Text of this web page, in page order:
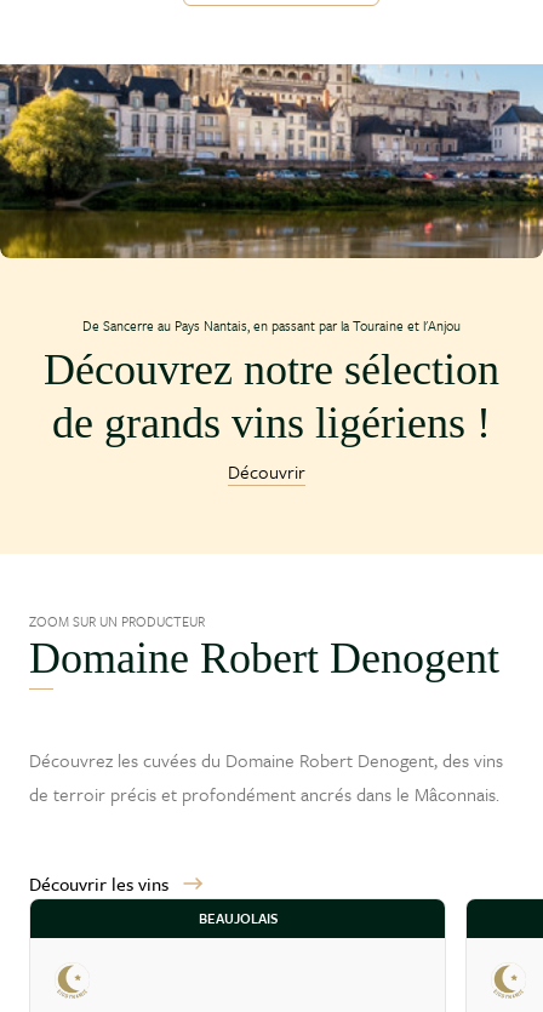
De Sancerre au Pays Nantais, en passant par la Touraine et l'Anjou
Découvrez notre sélection
de grands vins ligériens !
Découvrir
ZOOM SUR UN PRODUCTEUR
Domaine Robert Denogent
Découvrez les cuvées du Domaine Robert Denogent, des vins
de terroir précis et profondément ancrés dans le Mâconnais.
Découvrir les vins
BEAUJOLAIS